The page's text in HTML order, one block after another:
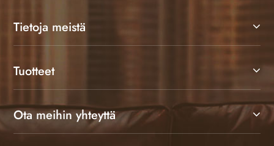
Tietoja meistä
Tuotteet
Ota meihin yhteyttä